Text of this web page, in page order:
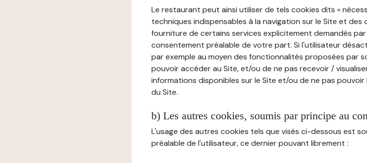
Le restaurant peut ainsi utiliser de tels cookies dits «
techniques indispensables à la navigation sur le Site et
fourniture de certains services explicitement demandés
consentement préalable de votre part. Si l'utilisateur
par exemple au moyen des fonctionnalités proposées par
pouvoir accéder au Site, et/ou de ne pas recevoir /
informations disponibles sur le Site et/ou de ne pas
du Site.
b) Les autres cookies, soumis par principe au
L'usage des autres cookies tels que visés ci-dessous est
préalable de l'utilisateur, ce dernier pouvant librement :